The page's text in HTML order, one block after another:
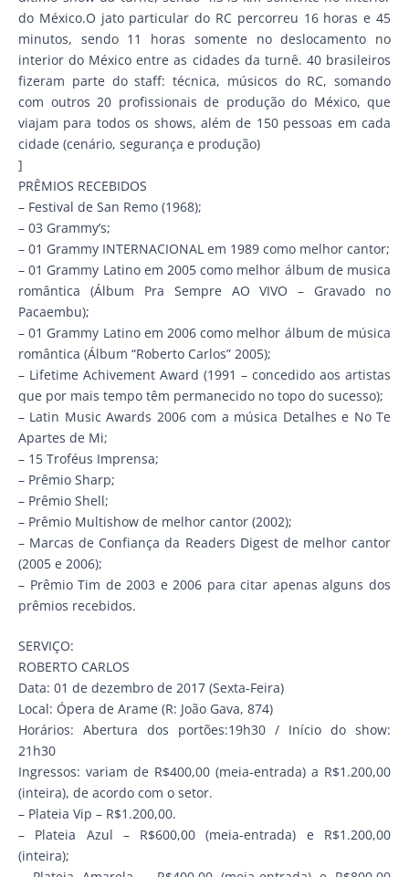
do México.O jato particular do RC percorreu 16 horas e 45
minutos, sendo 11 horas somente no deslocamento no
interior do México entre as cidades da turnê. 40 brasileiros
fizeram parte do staff: técnica, músicos do RC, somando
com outros 20 profissionais de produção do México, que
viajam para todos os shows, além de 150 pessoas em cada
cidade (cenário, segurança e produção)
]
PRÊMIOS RECEBIDOS
– Festival de San Remo (1968);
– 03 Grammy’s;
– 01 Grammy INTERNACIONAL em 1989 como melhor cantor;
– 01 Grammy Latino em 2005 como melhor álbum de musica
romântica (Álbum Pra Sempre AO VIVO – Gravado no
Pacaembu);
– 01 Grammy Latino em 2006 como melhor álbum de música
romântica (Álbum “Roberto Carlos” 2005);
– Lifetime Achivement Award (1991 – concedido aos artistas
que por mais tempo têm permanecido no topo do sucesso);
– Latin Music Awards 2006 com a música Detalhes e No Te
Apartes de Mi;
– 15 Troféus Imprensa;
– Prêmio Sharp;
– Prêmio Shell;
– Prêmio Multishow de melhor cantor (2002);
– Marcas de Confiança da Readers Digest de melhor cantor
(2005 e 2006);
– Prêmio Tim de 2003 e 2006 para citar apenas alguns dos
prêmios recebidos.
SERVIÇO:
ROBERTO CARLOS
Data: 01 de dezembro de 2017 (Sexta-Feira)
Local: Ópera de Arame (R: João Gava, 874)
Horários: Abertura dos portões:19h30 / Início do show:
21h30
Ingressos: variam de R$400,00 (meia-entrada) a R$1.200,00
(inteira), de acordo com o setor.
– Plateia Vip – R$1.200,00.
– Plateia Azul – R$600,00 (meia-entrada) e R$1.200,00
(inteira);